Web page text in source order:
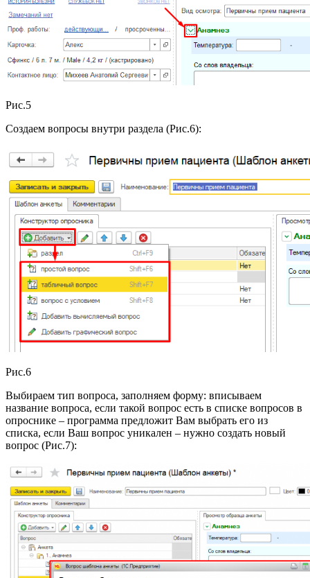
Рис.5
Создаем вопросы внутри раздела (Рис.6):
Рис.6
Выбираем тип вопроса, заполняем форму: вписываем
название вопроса, если такой вопрос есть в списке вопросов в
опроснике – программа предложит Вам выбрать его из
списка, если Ваш вопрос уникален – нужно создать новый
вопрос (Рис.7):